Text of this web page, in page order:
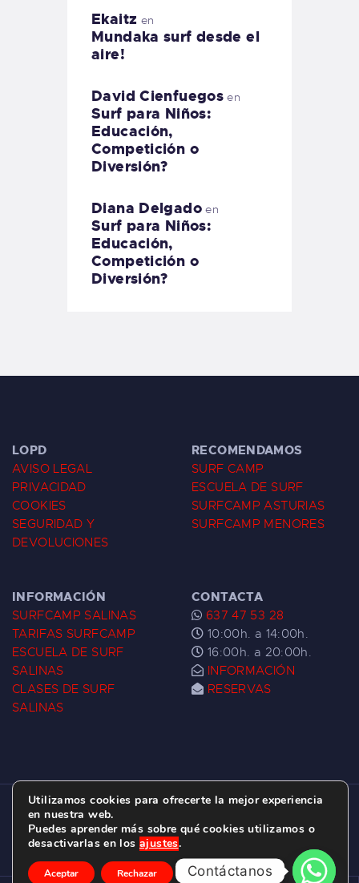
Ekaitz en
Mundaka surf desde el
aire!
David Cienfuegos en
Surf para Niños:
Educación,
Competición o
Diversión?
Diana Delgadoen
Surf para Niños:
Educación,
Competición o
Diversión?
LOPD
AVISO LEGAL
PRIVACIDAD
COOKIES
SEGURIDAD Y
DEVOLUCIONES
RECOMENDAMOS
SURF CAMP
ESCUELA DE SURF
SURFCAMP ASTURIAS
SURFCAMP MENORES
INFORMACIÓN
SURFCAMP SALINAS
TARIFAS SURFCAMP
ESCUELA DE SURF
SALINAS
CLASES DE SURF
SALINAS
CONTACTA
637 47 53 28
10:00h. a 14:00h.
16:00h. a 20:00h.
INFORMACIÓN
RESERVAS
ESCUELA DE SURF LAS DUNAS ©
2026.
C/ BERNARDO ÁLVAREZ GALAN 1, SALINAS
(ASTURIAS)
Utilizamos cookies para ofrecerte la mejor experiencia
en nuestra web.
Puedes aprender más sobre qué cookies utilizamos o
desactivarlas en los ajustes.
Aceptar Rechazar Ajustes
Contáctanos